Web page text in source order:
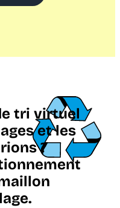
tri virtuel
et les
?